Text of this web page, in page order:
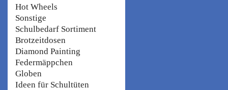
Hot Wheels
Sonstige
Schulbedarf Sortiment
Brotzeitdosen
Diamond Painting
Federmäppchen
Globen
Ideen für Schultüten